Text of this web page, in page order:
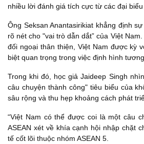
nhiều lời đánh giá tích cực từ các đại biểu
Ông Seksan Anantasirikiat khẳng định
rõ nét cho "vai trò dẫn dắt” của Việt
đối ngoại thân thiện, Việt Nam được kỳ
biệt quan trọng trong việc định hình tương
Trong khi đó, học giả Jaideep Singh
câu chuyện thành công" tiêu biểu của
sâu rộng và thu hẹp khoảng cách phát
“Việt Nam có thể được coi là một câu
ASEAN xét về khía cạnh hội nhập chặt
tế cốt lõi thuộc nhóm ASEAN 5.